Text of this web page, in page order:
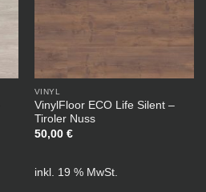
VINYL
VinylFloor ECO Life Silent –
Tiroler Nuss
50,00 €
inkl. 19 % MwSt.